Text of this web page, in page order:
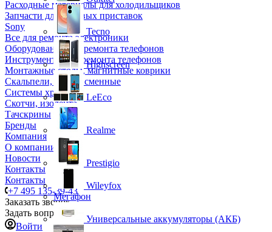
Расходные материалы для холодильщиков
Запчасти для игровых приставок
Sony
Все для ремонта электроники
Оборудование для ремонта телефонов
Инструменты для ремонта телефонов
Монтажные столы, магнитные коврики
Скальпели, лезвия сменные
Системы хранения
Скотчи, изолента
Тачскрины
Бренды
Компания
О компании
Новости
Контакты
Контакты
+7 495 135-39-43
Заказать звонок
Задать вопрос
Войти
Tecno
Highscreen
LeEco
Realme
Prestigio
Wileyfox
Мегафон
Универсальные аккумуляторы (АКБ)